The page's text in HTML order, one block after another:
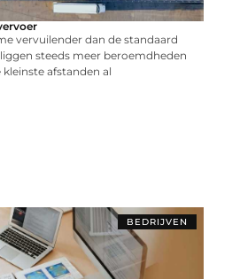
vervuilender dan de standaard
steeds meer beroemdheden
afstanden al
BEDRIJVEN